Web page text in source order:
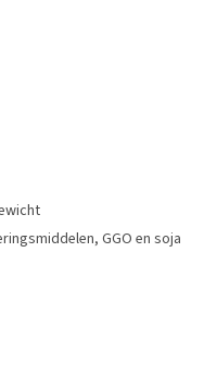
GGO en soja